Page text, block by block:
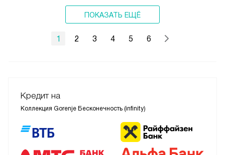
ПОКАЗАТЬ ЕЩЁ
1 2 3 4 5 6
Кредит на
Коллекция Gorenje Бесконечность (infinity)